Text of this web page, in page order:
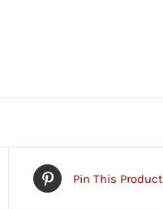
Pin This Product